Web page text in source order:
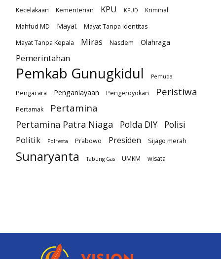
Kecelakaan
Kementerian KPU KPUD
Kriminal
Mahfud MD
Mayat
Mayat Tanpa Identitas
Mayat Tanpa Kepala
Miras Nasdem Olahraga
Pemerintahan
Pemkab Gunugkidul Pemuda
Pengacara Penganiayaan Pengeroyokan Peristiwa
Pertamak Pertamina
Pertamina Patra Niaga Polda DIY
Polisi
Politik
Polresta Prabowo Presiden Sijago merah
Sunaryanta Tabung Gas UMKM wisata